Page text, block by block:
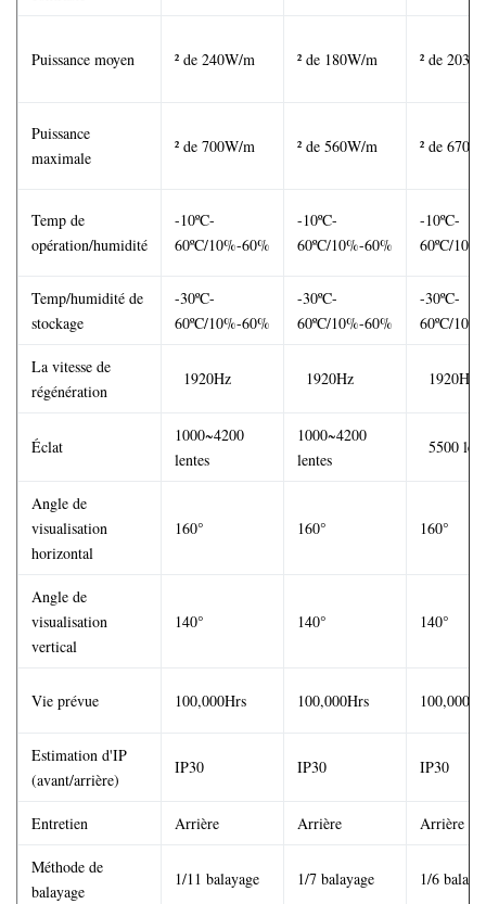
Puissance moyen ² de 240W/m ² de 180W/m ² de
Puissance
maximale
² de 700W/m ² de 560W/m ² de
Temp de
opération/humidité
-10ºC-
60ºC/10%-60%
-10ºC-
60ºC/10%-60%
-10ºC-
60ºC/
Temp/humidité de
stockage
-30ºC-
60ºC/10%-60%
-30ºC-
60ºC/10%-60%
-30ºC-
60ºC/
La vitesse de
régénération
1920Hz 1920Hz 1920Hz
Éclat
1000~4200
lentes
1000~4200
lentes
5500
Angle de
visualisation
horizontal
160° 160° 160°
Angle de
visualisation
vertical
140° 140° 140°
Vie prévue 100,000Hrs 100,000Hrs
Estimation d'IP
(avant/arrière)
IP30 IP30 IP30
Entretien Arrière Arrière Arrière
Méthode de
balayage
1/11 balayage 1/7 balayage 1/6